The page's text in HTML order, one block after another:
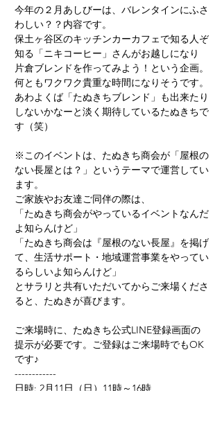
今年の２月あしびーは、バレンタインにふさ
わしい？？内容です。
保土ヶ谷区のキッチンカーカフェで知る人ぞ
知る「ニキコーヒー」さんがお越しになり
片倉ブレンドを作ってみよう！という企画。
何ともワクワク貴重な時間になりそうです。
あわよくば「たぬきちブレンド」も出来たり
しないかなーと淡く期待しているたぬきちで
す（笑）
※このイベントは、たぬきち商会が「屋根の
ない長屋とは？」というテーマで運営してい
ます。
ご家族やお友達ご同伴の際は、
「たぬきち商会がやっているイベントなんだ
よ知らんけど」
「たぬきち商会は『屋根のない長屋』を掲げ
て、生活サポート・地域運営事業をやってい
るらしいよ知らんけど」
とサラリと共有いただいてからご来場くださ
ると、たぬきが喜びます。
ご来場時に、たぬきち公式LINE登録画面の
提示が必要です。ご登録はご来場時でもOK
です♪
------------
日時: 2月11日（日）11時～16時